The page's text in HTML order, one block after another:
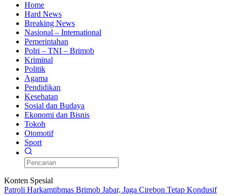
Home
Hard News
Breaking News
Nasional – International
Pemerintahan
Polri – TNI – Brimob
Kriminal
Politik
Agama
Pendidikan
Kesehatan
Sosial dan Budaya
Ekonomi dan Bisnis
Tokoh
Otomotif
Sport
Konten Spesial
Patroli Harkamtibmas Brimob Jabar, Jaga Cirebon Tetap Kondusif